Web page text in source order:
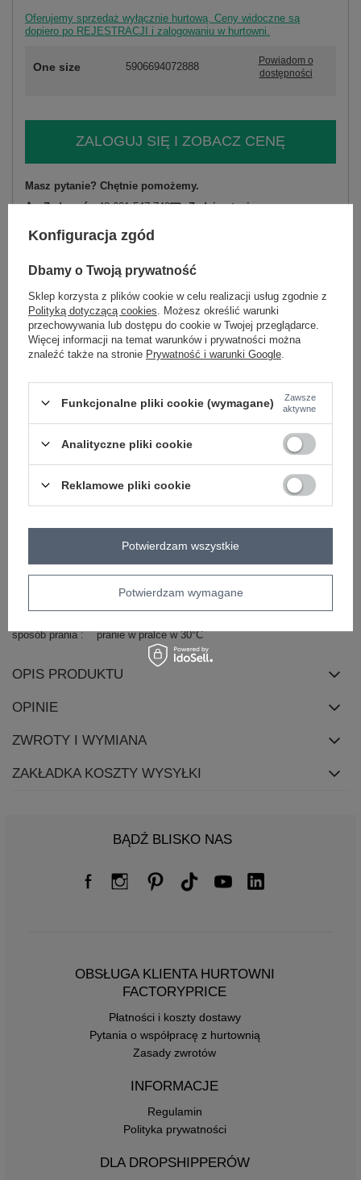
Oferujemy sprzedaż wyłącznie hurtową. Ceny widoczne są
dopiero po REJESTRACJI i zalogowaniu w hurtowni.
One size 5906694072888
Powiadom o
dostępności
ZALOGUJ SIĘ I ZOBACZ CENĘ
Masz pytanie? Chętnie pomożemy.
Zadzwoń+48 601 547 740 Zadaj pytanie
skład materiału : 50% poliester, 45% wiskoza, 5%
sposób prania : pranie w pralce w 30°C
Kod produktu
MI-SK-A409.53
Marka
ITALY MODA
typ produktu
sukienka codzienna
materiał
dominujący
poliester
długość
mini
rękaw
na ramiączkach
cechy
dodatkowe
koronka
45% wiskoza
sposób prania pranie w pralce w 30°C
OPIS PRODUKTU
OPINIE
ZWROTY I WYMIANA
ZAKŁADKA KOSZTY WYSYŁKI
BĄDŹ BLISKO NAS
OBSŁUGA KLIENTA HURTOWNI
FACTORYPRICE
Płatności i koszty dostawy
Pytania o współpracę z hurtownią
Zasady zwrotów
INFORMACJE
Regulamin
Polityka prywatności
DLA DROPSHIPPERÓW
Konfiguracja zgód
Dbamy o Twoją prywatność
Sklep korzysta z plików cookie w celu realizacji usług zgodnie z
Polityką dotyczącą cookies . Możesz określić warunki
przechowywania lub dostępu do cookie w Twojej przeglądarce.
Więcej informacji na temat warunków i prywatności można
znaleźć także na stronie Prywatność i warunki Google
Funkcjonalne pliki cookie (wymagane)
Zawsze
aktywne
Analityczne pliki cookie
Reklamowe pliki cookie
Potwierdzam wymagane
Potwierdzam wszystkie